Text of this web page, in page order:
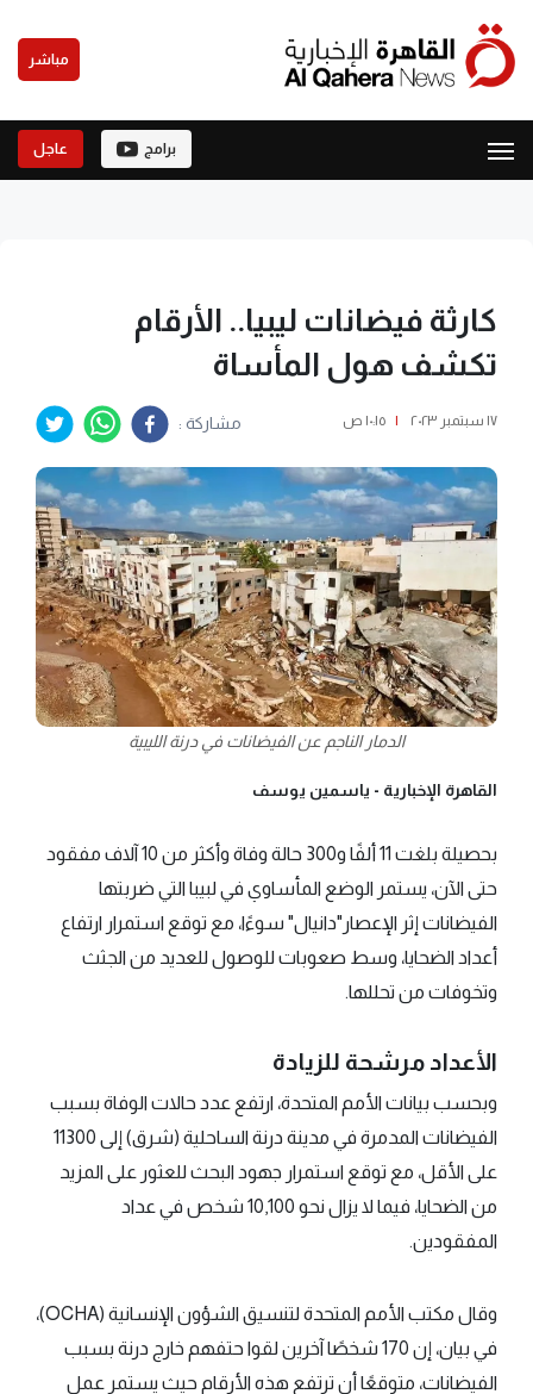
مباشر
برامج عاجل
كارثة فيضانات ليبيا.. الأرقام
تكشف هول المأساة
١٧ سبتمبر ٢٠٢٣ | ١٠:١٥ ص مشاركة :
الدمار الناجم عن الفيضانات في درنة الليبية
القاهرة الإخبارية - ياسمين يوسف
بحصيلة بلغت 11 ألفًا و300 حالة وفاة وأكثر من 10 آلاف مفقود
حتى الآن، يستمر الوضع المأساوي في لبيبا التي ضربتها
الفيضانات إثر الإعصار"دانيال" سوءًا، مع توقع استمرار ارتفاع
أعداد الضحايا، وسط صعوبات للوصول للعديد من الجثث
وتخوفات من تحللها.
الأعداد مرشحة للزيادة
وبحسب بيانات الأمم المتحدة، ارتفع عدد حالات الوفاة بسبب
الفيضانات المدمرة في مدينة درنة الساحلية (شرق) إلى 11300
على الأقل، مع توقع استمرار جهود البحث للعثور على المزيد
من الضحايا، فيما لا يزال نحو 10,100 شخص في عداد
المفقودين.
وقال مكتب الأمم المتحدة لتنسيق الشؤون الإنسانية (OCHA)،
في بيان، إن 170 شخصًا آخرين لقوا حتفهم خارج درنة بسبب
الفيضانات، متوقعًا أن ترتفع هذه الأرقام حيث يستمر عمل